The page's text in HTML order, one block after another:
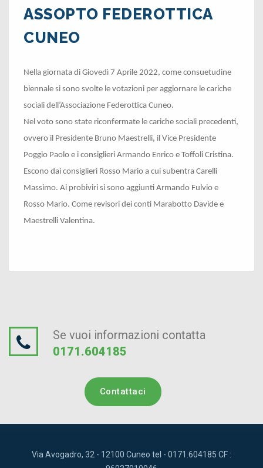
ASSOPTO FEDEROTTICA
CUNEO
Nella giornata di Giovedì 7 Aprile 2022, come consuetudine
biennale si sono svolte le votazioni per aggiornare le cariche
sociali dell’Associazione Federottica Cuneo.
Nel voto sono state riconfermate le cariche sociali precedenti,
ovvero il Presidente Bruno Maestrelli, il Vice Presidente
Poggio Paolo e i consiglieri Armando Enrico e Toffoli Cristina.
Escono dai consiglieri Rosso Mario a cui subentra Carelli
Massimo. Ai probiviri si sono aggiunti Armando Fulvio e
Rosso Mario. Come revisori dei conti Marabotto Davide e
Maestrelli Valentina.
Se vuoi informazioni contatta
0171.604185
Contattaci
Via Avogadro, 32 - 12100 Cuneo tel - 0171.604185 CF :